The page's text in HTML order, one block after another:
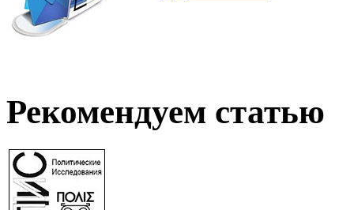
Рекомендуем статью